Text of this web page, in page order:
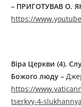
– ПРИГОТУВАВ О.
https://
Віра Церкви (4).
Божого люду –
https://
tserkvy-4-